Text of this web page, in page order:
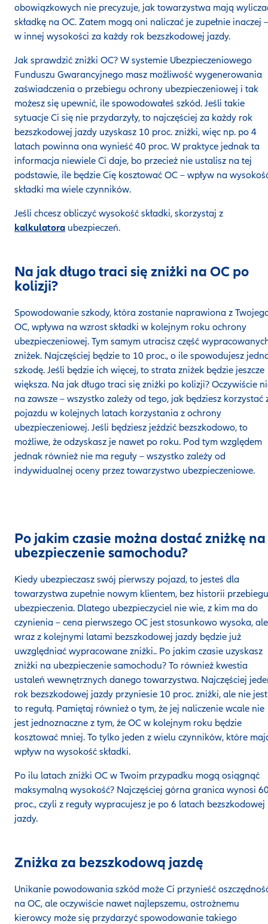
obowiązkowych nie precyzuje, jak towarzystwa mają
składkę na OC. Zatem mogą oni naliczać je zupełnie inaczej –
w innej wysokości za każdy rok bezszkodowej jazdy.
Jak sprawdzić zniżki OC? W systemie Ubezpieczeniowego
Funduszu Gwarancyjnego masz możliwość wygenerowania
zaświadczenia o przebiegu ochrony ubezpieczeniowej i tak
możesz się upewnić, ile spowodowałeś szkód. Jeśli takie
sytuacje Ci się nie przydarzyły, to najczęściej za każdy rok
bezszkodowej jazdy uzyskasz 10 proc. zniżki, więc np. po 4
latach powinna ona wynieść 40 proc. W praktyce jednak ta
informacja niewiele Ci daje, bo przecież nie ustalisz na tej
podstawie, ile będzie Cię kosztować OC – wpływ na
składki ma wiele czynników.
Jeśli chcesz obliczyć wysokość składki, skorzystaj z
kalkulatora ubezpieczeń.
Na jak długo traci się zniżki na OC po
kolizji?
Spowodowanie szkody, która zostanie naprawiona z
OC, wpływa na wzrost składki w kolejnym roku ochrony
ubezpieczeniowej. Tym samym utracisz część
zniżek. Najczęściej będzie to 10 proc., o ile spowodujesz
szkodę. Jeśli będzie ich więcej, to strata zniżek będzie jeszcze
większa. Na jak długo traci się zniżki po kolizji? Oczywiście
na zawsze – wszystko zależy od tego, jak będziesz korzystać
pojazdu w kolejnych latach korzystania z ochrony
ubezpieczeniowej. Jeśli będziesz jeździć bezszkodowo, to
możliwe, że odzyskasz je nawet po roku. Pod tym względem
jednak również nie ma reguły – wszystko zależy od
indywidualnej oceny przez towarzystwo ubezpieczeniowe.
Po jakim czasie można dostać zniżkę na
ubezpieczenie samochodu?
Kiedy ubezpieczasz swój pierwszy pojazd, to jesteś dla
towarzystwa zupełnie nowym klientem, bez historii przebiegu
ubezpieczenia. Dlatego ubezpieczyciel nie wie, z kim ma do
czynienia – cena pierwszego OC jest stosunkowo wysoka, ale
wraz z kolejnymi latami bezszkodowej jazdy będzie już
uwzględniać wypracowane zniżki.. Po jakim czasie uzyskasz
zniżki na ubezpieczenie samochodu? To również kwestia
ustaleń wewnętrznych danego towarzystwa. Najczęściej
rok bezszkodowej jazdy przyniesie 10 proc. zniżki, ale nie jest
to regułą. Pamiętaj również o tym, że jej naliczenie wcale nie
jest jednoznaczne z tym, że OC w kolejnym roku będzie
kosztować mniej. To tylko jeden z wielu czynników, które
wpływ na wysokość składki.
Po ilu latach zniżki OC w Twoim przypadku mogą osiągnąć
maksymalną wysokość? Najczęściej górna granica wynosi
proc., czyli z reguły wypracujesz je po 6 latach bezszkodowej
jazdy.
Zniżka za bezszkodową jazdę
Unikanie powodowania szkód może Ci przynieść
na OC, ale oczywiście nawet najlepszemu, ostrożnemu
kierowcy może się przydarzyć spowodowanie takiego